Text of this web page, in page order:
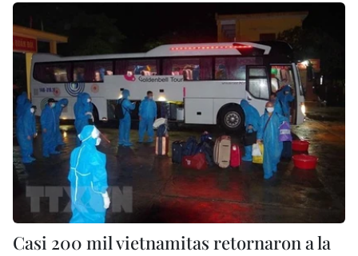
Casi 200 mil vietnamitas retornaron a la